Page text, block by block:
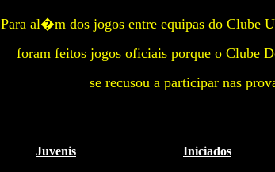
Para al�m dos jogos entre equipas do
foram feitos jogos oficiais porque o Clube
se recusou a participar nas
Juvenis Iniciados